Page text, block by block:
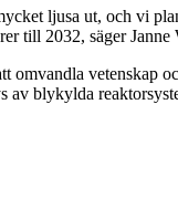
ljusa ut, och vi
till 2032, säger Janne
omvandla vetenskap
av blykylda